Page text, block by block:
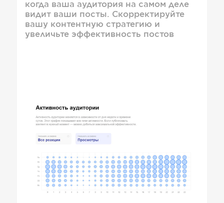
когда ваша аудитория на самом деле
видит ваши посты. Скорректируйте
вашу контентную стратегию и
увеличьте эффективность постов